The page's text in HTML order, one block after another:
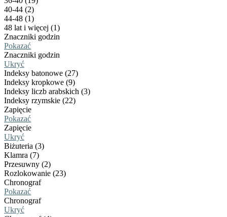
40-44 (2)
44-48 (1)
48 lat i więcej (1)
Znaczniki godzin
Pokazać
Znaczniki godzin
Ukryć
Indeksy batonowe (27)
Indeksy kropkowe (9)
Indeksy liczb arabskich (3)
Indeksy rzymskie (22)
Zapięcie
Pokazać
Zapięcie
Ukryć
Biżuteria (3)
Klamra (7)
Przesuwny (2)
Rozlokowanie (23)
Chronograf
Pokazać
Chronograf
Ukryć